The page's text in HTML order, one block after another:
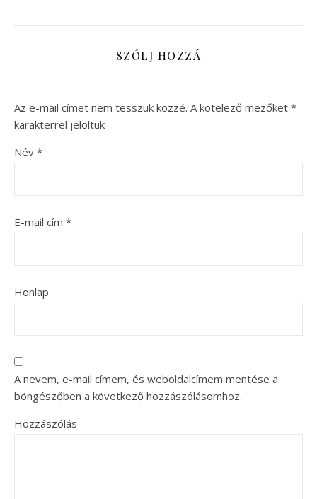
SZÓLJ HOZZÁ
Az e-mail címet nem tesszük közzé. A kötelező mezőket *
karakterrel jelöltük
Név *
E-mail cím *
Honlap
A nevem, e-mail címem, és weboldalcímem mentése a
böngészőben a következő hozzászólásomhoz.
Hozzászólás